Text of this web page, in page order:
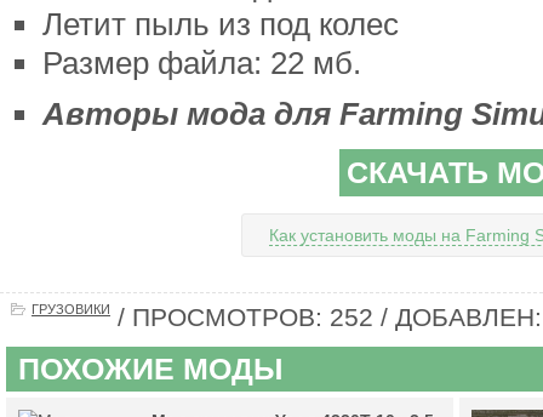
Летит пыль из под колес
Размер файла: 22 мб.
Авторы мода для Farming
СКАЧАТЬ
Как установить моды на Farming
ГРУЗОВИКИ / ПРОСМОТРОВ: 252 / ДОБАВЛЕН:
ПОХОЖИЕ МОДЫ